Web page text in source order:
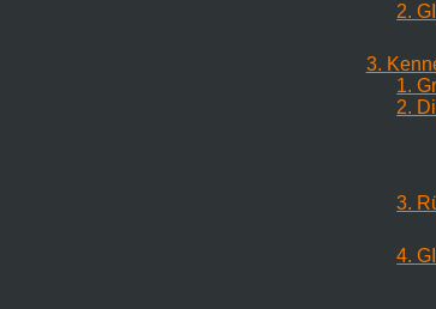
2.
3.
1.
2.
3.
4.